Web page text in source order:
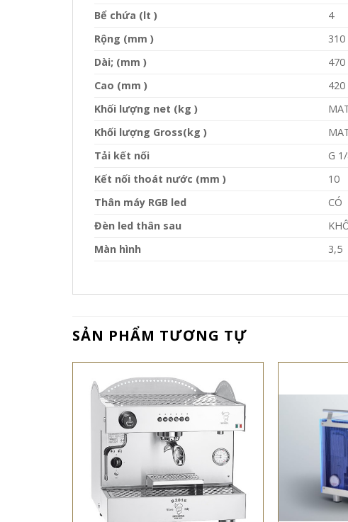
Bể chứa (lt )
4
Rộng (mm )
310
Dài; (mm )
470
Cao (mm )
420
Khối lượng net (kg )
Khối lượng Gross(kg )
Tải kết nối
G
Kết nối thoát nước (mm )
10
Thân máy RGB led
CÓ
Đèn led thân sau
Màn hình
3,5
SẢN PHẨM TƯƠNG TỰ